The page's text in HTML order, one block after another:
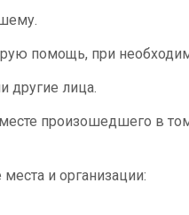
помощь, при
другие лица.
произошедшего в
и организации: